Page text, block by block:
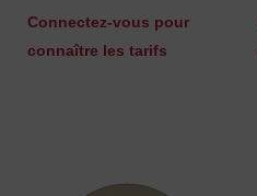
Connectez-vous pour
connaître les tarifs